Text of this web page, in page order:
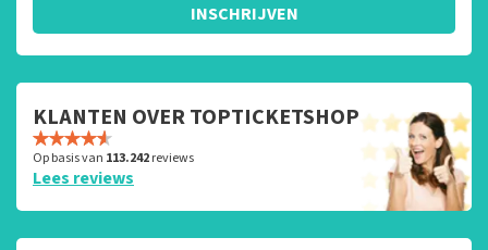
INSCHRIJVEN
KLANTEN OVER TOPTICKETSHOP
Op basis van 113.242reviews
Lees reviews